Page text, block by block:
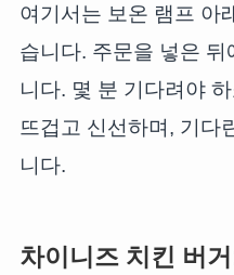
여기서는 보온 램프 아
습니다. 주문을 넣은
니다. 몇 분 기다려야
뜨겁고 신선하며, 기다
니다.
차이니즈 치킨 버